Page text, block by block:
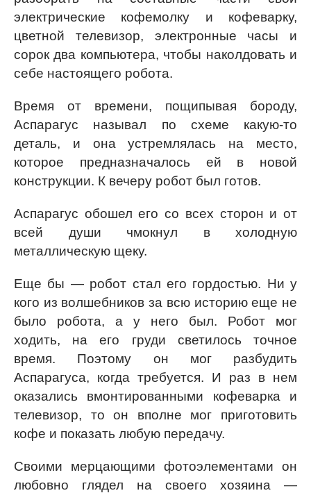
электрические кофемолку и кофеварку,
цветной телевизор, электронные часы и
сорок два компьютера, чтобы наколдовать и
себе настоящего робота.
Время от времени, пощипывая бороду,
Аспарагус называл по схеме какую-то
деталь, и она устремлялась на место,
которое предназначалось ей в новой
конструкции. К вечеру робот был готов.
Аспарагус обошел его со всех сторон и от
всей души чмокнул в холодную
металлическую щеку.
Еще бы — робот стал его гордостью. Ни у
кого из волшебников за всю историю еще не
было робота, а у него был. Робот мог
ходить, на его груди светилось точное
время. Поэтому он мог разбудить
Аспарагуса, когда требуется. И раз в нем
оказались вмонтированными кофеварка и
телевизор, то он вполне мог приготовить
кофе и показать любую передачу.
Своими мерцающими фотоэлементами он
любовно глядел на своего хозяина —